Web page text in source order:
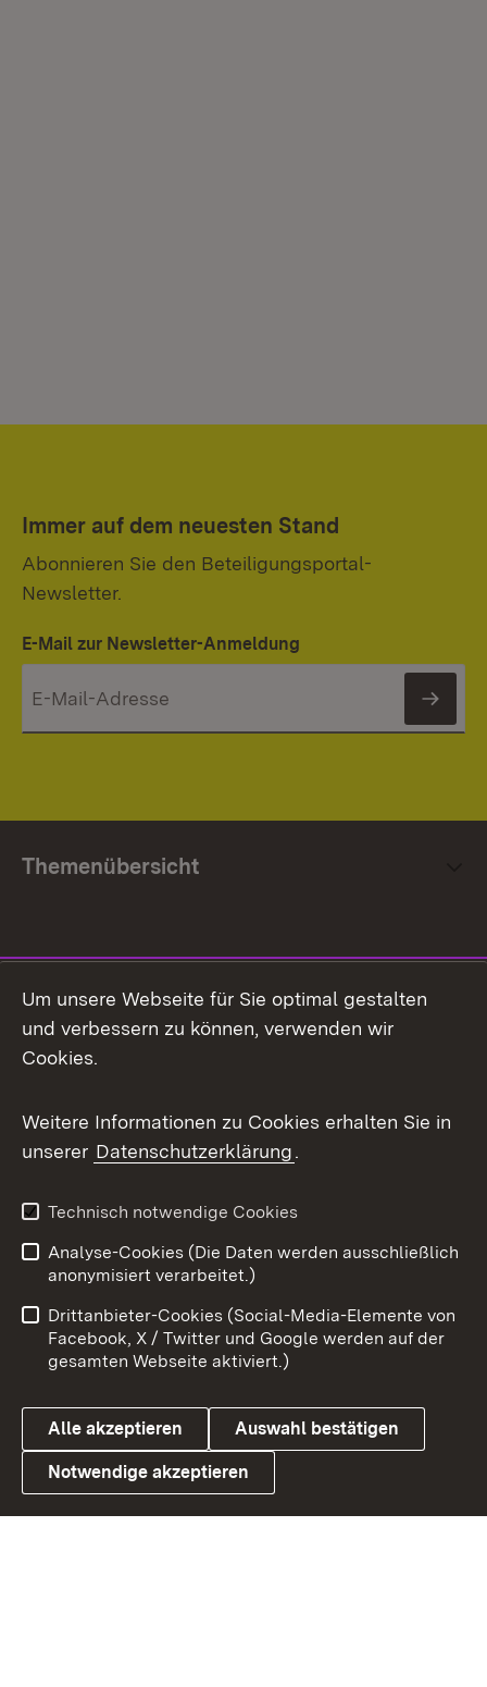
Immer auf dem neuesten Stand
Abonnieren Sie den Beteiligungsportal-
Newsletter.
E-Mail zur Newsletter-Anmeldung
Themenübersicht
Facebook
X / Twitter
Youtube
Link zum Landesportal
Impressum
Kontakt
Barrierefreiheit
Datenschutz
Cookies
Um unsere Webseite für Sie optimal gestalten
und verbessern zu können, verwenden wir
Cookies.
Weitere Informationen zu Cookies erhalten Sie in
unserer Datenschutzerklärung.
Technisch notwendige Cookies
Analyse-Cookies (Die Daten werden ausschließlich
anonymisiert verarbeitet.)
Drittanbieter-Cookies (Social-Media-Elemente von
Facebook, X / Twitter und Google werden auf der
gesamten Webseite aktiviert.)
Alle akzeptieren Auswahl bestätigen
Notwendige akzeptieren